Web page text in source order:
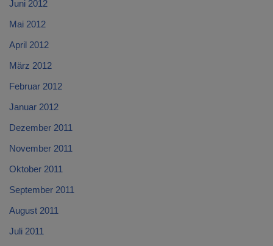
Juni 2012
Mai 2012
April 2012
März 2012
Februar 2012
Januar 2012
Dezember 2011
November 2011
Oktober 2011
September 2011
August 2011
Juli 2011